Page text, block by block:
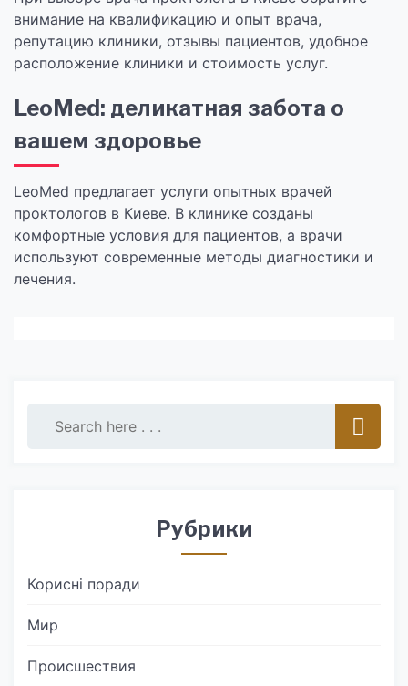
внимание на квалификацию и опыт врача,
репутацию клиники, отзывы пациентов, удобное
расположение клиники и стоимость услуг.
LeoMed: деликатная забота о
вашем здоровье
LeoMed предлагает услуги опытных врачей
проктологов в Киеве. В клинике созданы
комфортные условия для пациентов, а врачи
используют современные методы диагностики и
лечения.
Рубрики
Корисні поради
Мир
Происшествия